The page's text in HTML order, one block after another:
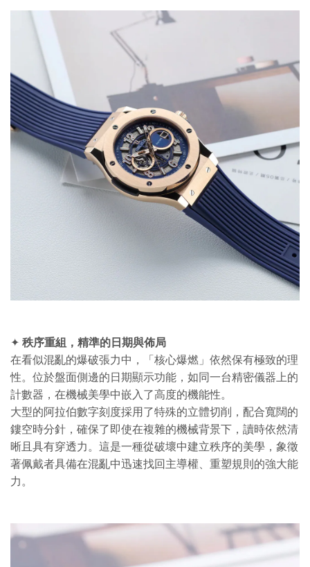
✦ 秩序重組，精準的日期與佈局
在看似混亂的爆破張力中，「核心爆燃」依然保有極致的理
性。位於盤面側邊的日期顯示功能，如同一台精密儀器上的
計數器，在機械美學中嵌入了高度的機能性。
大型的阿拉伯數字刻度採用了特殊的立體切削，配合寬闊的
鏤空時分針，確保了即使在複雜的機械背景下，讀時依然清
晰且具有穿透力。這是一種從破壞中建立秩序的美學，象徵
著佩戴者具備在混亂中迅速找回主導權、重塑規則的強大能
力。